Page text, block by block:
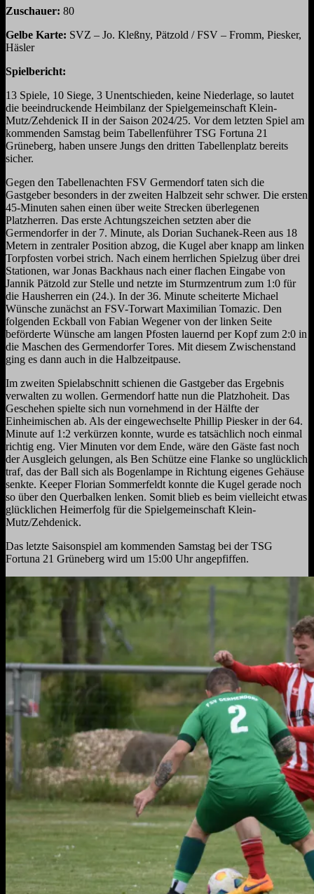
Zuschauer: 80
Gelbe Karte: SVZ – Jo. Kleßny, Pätzold / FSV – Fromm, Piesker,
Häsler
Spielbericht:
13 Spiele, 10 Siege, 3 Unentschieden, keine Niederlage, so lautet
die beeindruckende Heimbilanz der Spielgemeinschaft Klein-
Mutz/Zehdenick II in der Saison 2024/25. Vor dem letzten Spiel am
kommenden Samstag beim Tabellenführer TSG Fortuna 21
Grüneberg, haben unsere Jungs den dritten Tabellenplatz bereits
sicher.
Gegen den Tabellenachten FSV Germendorf taten sich die
Gastgeber besonders in der zweiten Halbzeit sehr schwer. Die ersten
45-Minuten sahen einen über weite Strecken überlegenen
Platzherren. Das erste Achtungszeichen setzten aber die
Germendorfer in der 7. Minute, als Dorian Suchanek-Reen aus 18
Metern in zentraler Position abzog, die Kugel aber knapp am linken
Torpfosten vorbei strich. Nach einem herrlichen Spielzug über drei
Stationen, war Jonas Backhaus nach einer flachen Eingabe von
Jannik Pätzold zur Stelle und netzte im Sturmzentrum zum 1:0 für
die Hausherren ein (24.). In der 36. Minute scheiterte Michael
Wünsche zunächst an FSV-Torwart Maximilian Tomazic. Den
folgenden Eckball von Fabian Wegener von der linken Seite
beförderte Wünsche am langen Pfosten lauernd per Kopf zum 2:0 in
die Maschen des Germendorfer Tores. Mit diesem Zwischenstand
ging es dann auch in die Halbzeitpause.
Im zweiten Spielabschnitt schienen die Gastgeber das Ergebnis
verwalten zu wollen. Germendorf hatte nun die Platzhoheit. Das
Geschehen spielte sich nun vornehmend in der Hälfte der
Einheimischen ab. Als der eingewechselte Phillip Piesker in der 64.
Minute auf 1:2 verkürzen konnte, wurde es tatsächlich noch einmal
richtig eng. Vier Minuten vor dem Ende, wäre den Gäste fast noch
der Ausgleich gelungen, als Ben Schütze eine Flanke so unglücklich
traf, das der Ball sich als Bogenlampe in Richtung eigenes Gehäuse
senkte. Keeper Florian Sommerfeldt konnte die Kugel gerade noch
so über den Querbalken lenken. Somit blieb es beim vielleicht etwas
glücklichen Heimerfolg für die Spielgemeinschaft Klein-
Mutz/Zehdenick.
Das letzte Saisonspiel am kommenden Samstag bei der TSG
Fortuna 21 Grüneberg wird um 15:00 Uhr angepfiffen.